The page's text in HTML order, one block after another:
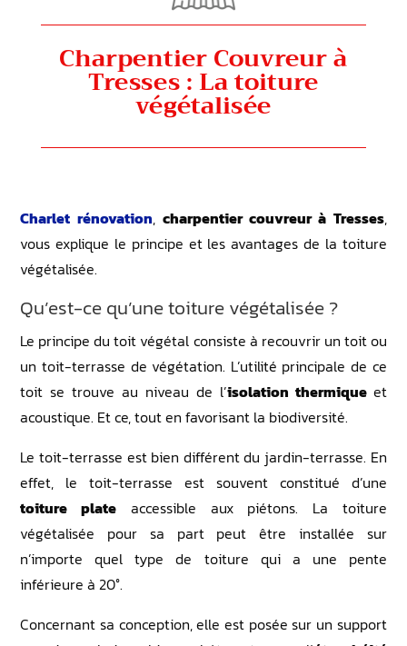
Charpentier Couvreur à
Tresses : La toiture
végétalisée
Charlet rénovation, charpentier couvreur à Tresses,
vous explique le principe et les avantages de la toiture
végétalisée.
Qu’est-ce qu’une toiture végétalisée ?
Le principe du toit végétal consiste à recouvrir un toit ou
un toit-terrasse de végétation. L’utilité principale de ce
toit se trouve au niveau de l’isolation thermique et
acoustique. Et ce, tout en favorisant la biodiversité.
Le toit-terrasse est bien différent du jardin-terrasse. En
effet, le toit-terrasse est souvent constitué d’une
toiture plate accessible aux piétons. La toiture
végétalisée pour sa part peut être installée sur
n’importe quel type de toiture qui a une pente
inférieure à 20°.
Concernant sa conception, elle est posée sur un support